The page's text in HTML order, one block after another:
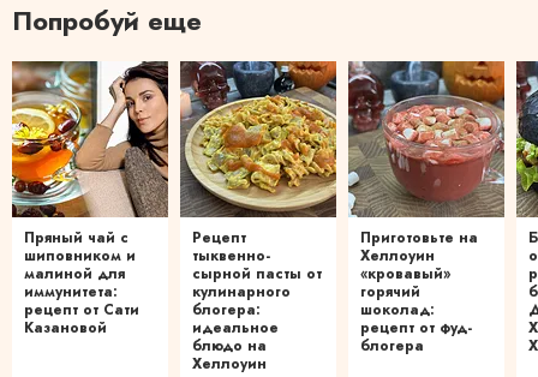
Попробуй еще
Пряный чай с
шиповником и
малиной для
иммунитета:
рецепт от Сати
Казановой
Рецепт
тыквенно-
сырной пасты от
кулинарного
блогера:
идеальное
блюдо на
Хеллоуин
Приготовьте на
Хеллоуин
«кровавый»
горячий
шоколад:
рецепт от фуд-
блогера